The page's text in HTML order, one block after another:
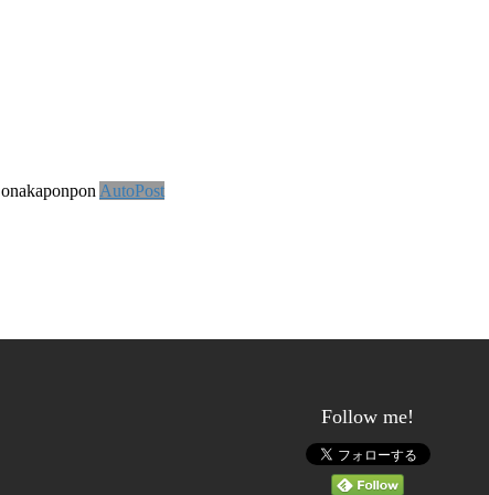
onakaponpon AutoPost
Follow me!